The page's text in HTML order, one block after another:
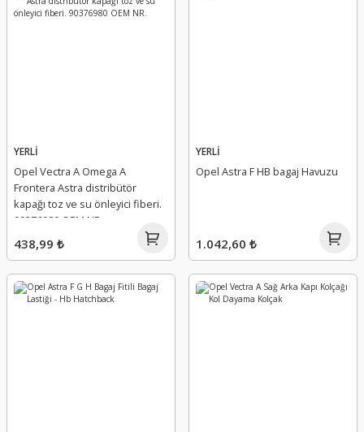
YERLİ
Opel Vectra A Omega A
Frontera Astra distribütör
kapağı toz ve su önleyici fiberi.
90376980 OEM NR.
438,99 ₺
YERLİ
Opel Astra F HB bagaj Havuzu
1.042,60 ₺